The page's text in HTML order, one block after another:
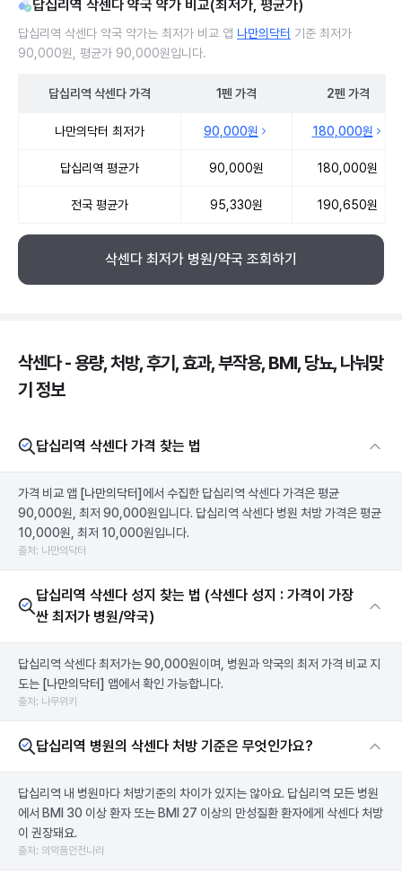
답십리역 삭센다 약국 약가 비교(최저가, 평균가)
답십리역 삭센다 약국 약가는 최저가 비교 앱 나만의닥터 기준 최저가
90,000원, 평균가 90,000원입니다.
답십리역 삭센다가격 1펜 가격 2펜 가격
나만의닥터 최저가 90,000원 180,000원
답십리역 평균가 90,000원 180,000원
전국 평균가 95,330원 190,650원
삭센다 최저가 병원/약국 조회하기
삭센다 - 용량, 처방, 후기, 효과, 부작용, BMI, 당뇨, 나눠맞
기 정보
답십리역 삭센다 가격 찾는 법
가격 비교 앱 [나만의닥터] 에서 수집한 답십리역 삭센다 가격은 평균
90,000원, 최저 90,000원입니다. 답십리역 삭센다 병원 처방 가격은 평균
10,000원, 최저 10,000원입니다.
출처: 나만의닥터
답십리역 삭센다 성지 찾는 법 (삭센다 성지 : 가격이 가장
싼 최저가 병원/약국)
답십리역 삭센다 최저가는 90,000원이며, 병원과 약국의 최저 가격 비교 지
도는 [나만의닥터] 앱에서 확인 가능합니다.
출처: 나무위키
답십리역 병원의 삭센다 처방 기준은 무엇인가요?
답십리역 내 병원마다 처방기준의 차이가 있지는 않아요. 답십리역 모든 병원
에서 BMI 30 이상 환자 또는 BMI 27 이상의 만성질환 환자에게 삭센다 처방
이 권장돼요.
출처: 의약품안전나라